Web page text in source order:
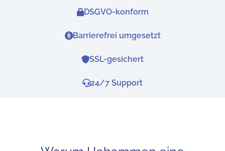
DSGVO-konform
Barrierefrei umgesetzt
SSL-gesichert
24/7 Support